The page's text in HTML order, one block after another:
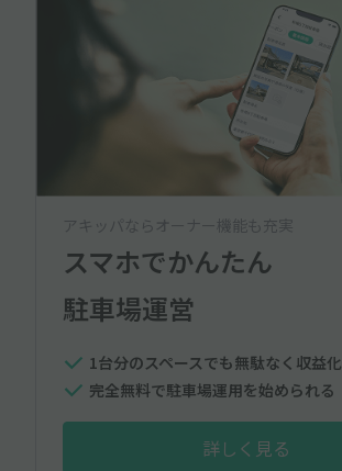
アキッパならオーナー機能も充実
スマホでかんたん
駐車場運営
1台分のスペースでも無駄なく収益化
完全無料で駐車場運用を始められる
詳しく見る